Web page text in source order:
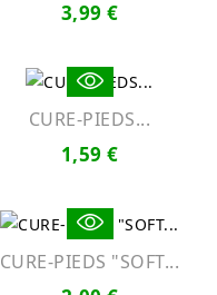
3,99 €
CURE-PIEDS...
1,59 €
CURE-PIEDS "SOFT...